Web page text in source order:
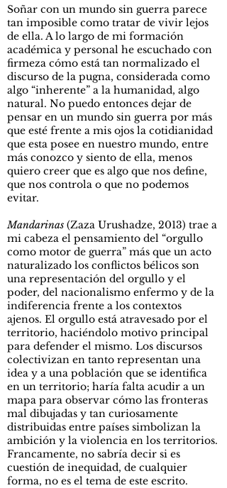
Soñar con un mundo sin guerra parece
tan imposible como tratar de vivir lejos
de ella. A lo largo de mi formación
académica y personal he escuchado con
firmeza cómo está tan normalizado el
discurso de la pugna, considerada como
algo “inherente” a la humanidad, algo
natural. No puedo entonces dejar de
pensar en un mundo sin guerra por más
que esté frente a mis ojos la cotidianidad
que esta posee en nuestro mundo, entre
más conozco y siento de ella, menos
quiero creer que es algo que nos define,
que nos controla o que no podemos
evitar.
Mandarinas (Zaza Urushadze, 2013) trae a
mi cabeza el pensamiento del “orgullo
como motor de guerra” más que un acto
naturalizado los conflictos bélicos son
una representación del orgullo y el
poder, del nacionalismo enfermo y de la
indiferencia frente a los contextos
ajenos. El orgullo está atravesado por el
territorio, haciéndolo motivo principal
para defender el mismo. Los discursos
colectivizan en tanto representan una
idea y a una población que se identifica
en un territorio; haría falta acudir a un
mapa para observar cómo las fronteras
mal dibujadas y tan curiosamente
distribuidas entre países simbolizan la
ambición y la violencia en los territorios.
Francamente, no sabría decir si es
cuestión de inequidad, de cualquier
forma, no es el tema de este escrito.